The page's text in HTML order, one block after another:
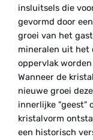
insluitsels die
gevormd door
groei van het
mineralen uit het
oppervlak
Wanneer de
nieuwe groei
innerlijke "geest"
kristalvorm
een historisch